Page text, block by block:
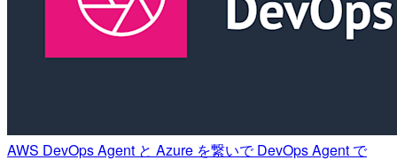
AWS DevOps Agent と Azure を繋いで DevOps Agent で